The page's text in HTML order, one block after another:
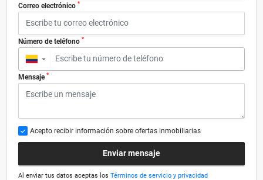
Correo electrónico *
Número de teléfono *
▼
Mensaje *
Acepto recibir información sobre ofertas inmobiliarias
Enviar mensaje
Al enviar tus datos aceptas los Términos de servicio y privacidad